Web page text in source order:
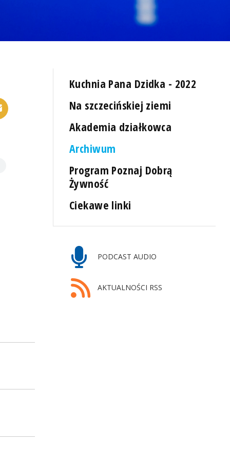
Kuchnia Pana Dzidka - 2022
Na szczecińskiej ziemi
Akademia działkowca
Archiwum
Program Poznaj Dobrą
Żywność
Ciekawe linki
PODCAST AUDIO
AKTUALNOŚCI RSS